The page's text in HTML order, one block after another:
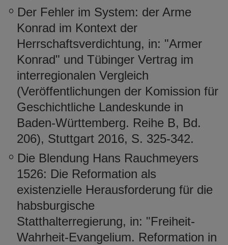
Der Fehler im System: der Arme
Konrad im Kontext der
Herrschaftsverdichtung, in: "Armer
Konrad" und Tübinger Vertrag im
interregionalen Vergleich
(Veröffentlichungen der Komission für
Geschichtliche Landeskunde in
Baden-Württemberg. Reihe B, Bd.
206), Stuttgart 2016, S. 325-342.
Die Blendung Hans Rauchmeyers
1526: Die Reformation als
existenzielle Herausforderung für die
habsburgische
Statthalterregierung, in: "Freiheit-
Wahrheit-Evangelium. Reformation in